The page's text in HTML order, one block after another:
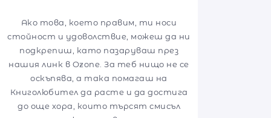
Ако това, което правим, ти носи
стойност и удоволствие, можеш да ни
подкрепиш, като пазаруваш през
нашия линк в Ozone. За теб нищо не се
оскъпява, а така помагаш на
Книголюбител да расте и да достига
до още хора, които търсят смисъл